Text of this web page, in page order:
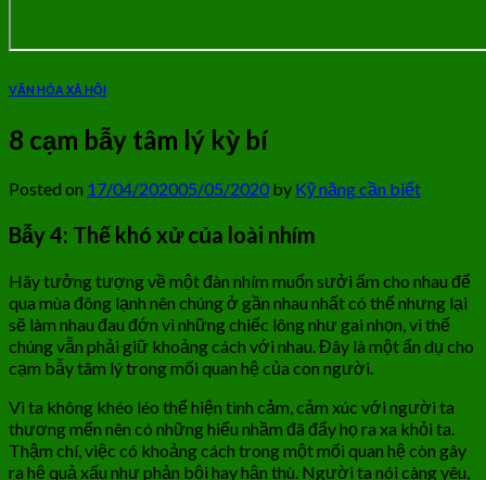
VĂN HÓA XÃ HỘI
8 cạm bẫy tâm lý kỳ bí
Posted on 17/04/202005/05/2020by Kỹ năng cần biết
Bẫy 4: Thế khó xử của loài nhím
Hãy tưởng tượng về một đàn nhím muốn sưởi ấm cho nhau để
qua mùa đông lạnh nên chúng ở gần nhau nhất có thể nhưng lại
sẽ làm nhau đau đớn vì những chiếc lông như gai nhọn, vì thế
chúng vẫn phải giữ khoảng cách với nhau. Đây là một ẩn dụ cho
cạm bẫy tâm lý trong mối quan hệ của con người.
Vì ta không khéo léo thể hiện tình cảm, cảm xúc với người ta
thương mến nên có những hiểu nhầm đã đẩy họ ra xa khỏi ta.
Thậm chí, việc có khoảng cách trong một mối quan hệ còn gây
ra hệ quả xấu như phản bội hay hận thù. Người ta nói càng yêu,